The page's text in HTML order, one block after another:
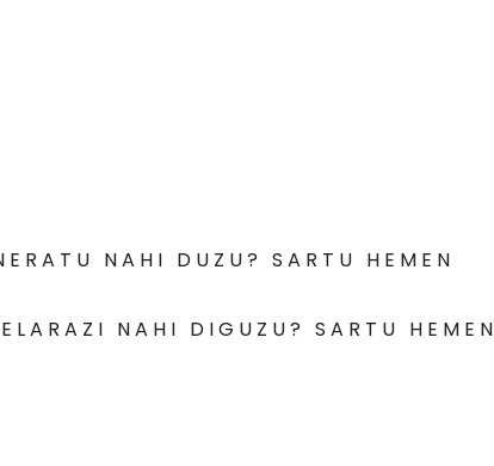
NAHI DUZU? SARTU HEMEN
NAHI DIGUZU? SARTU HEMEN